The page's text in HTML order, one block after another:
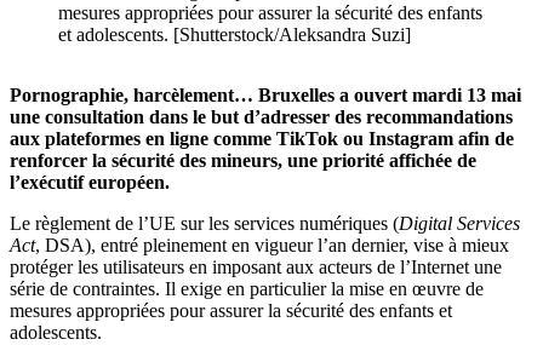
mesures appropriées pour assurer la sécurité des enfants
et adolescents. [Shutterstock/Aleksandra Suzi]
Pornographie, harcèlement… Bruxelles a ouvert mardi 13 mai
une consultation dans le but d’adresser des recommandations
aux plateformes en ligne comme TikTok ou Instagram afin de
renforcer la sécurité des mineurs, une priorité affichée de
l’exécutif européen.
Le règlement de l’UE sur les services numériques (Digital Services
Act, DSA), entré pleinement en vigueur l’an dernier, vise à mieux
protéger les utilisateurs en imposant aux acteurs de l’Internet une
série de contraintes. Il exige en particulier la mise en œuvre de
mesures appropriées pour assurer la sécurité des enfants et
adolescents.